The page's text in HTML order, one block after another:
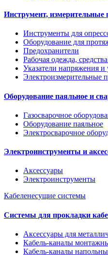
Инструмент,
Инструменты для
Оборудование для
Предохранители
Рабочая одежда,
Указатели напряжения и
Электроизмерительные
Оборудование паяльное и
Газосварочное
Оборудование паяльное
Электросварочное
Электроинструменты и
Аксессуары
Электроинструменты
Кабеленесущие системы
Системы для прокладки
Аксессуары для
Кабель-каналы
Кабель-каналы